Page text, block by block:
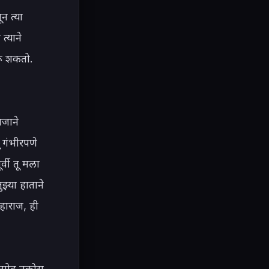
त्या
शकतो.
गंभीरपणे
तू मला
हाताने
ही